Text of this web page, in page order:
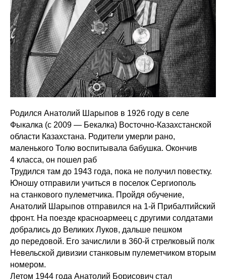
Родился Анатолий Шарыпов в 1926 году в селе
Фыкалка (с 2009 — Бекалка) Восточно-Казахстанской
области Казахстана. Родители умерли рано,
маленького Толю воспитывала бабушка. Окончив
4 класса, он пошел раб
Трудился там до 1943 года, пока не получил повестку.
Юношу отправили учиться в поселок Сергиополь
на станкового пулеметчика. Пройдя обучение,
Анатолий Шарыпов отправился на 1-й Прибалтийский
фронт. На поезде красноармеец с другими солдатами
добрались до Великих Луков, дальше пешком
до передовой. Его зачислили в 360-й стрелковый полк
Невельской дивизии станковым пулеметчиком вторым
номером.
Летом 1944 года Анатолий Борисович стал